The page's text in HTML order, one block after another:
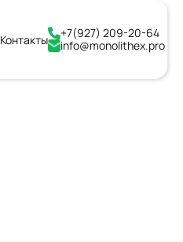
Контакты
+7(927) 209-20-64
info@monolithex.pro